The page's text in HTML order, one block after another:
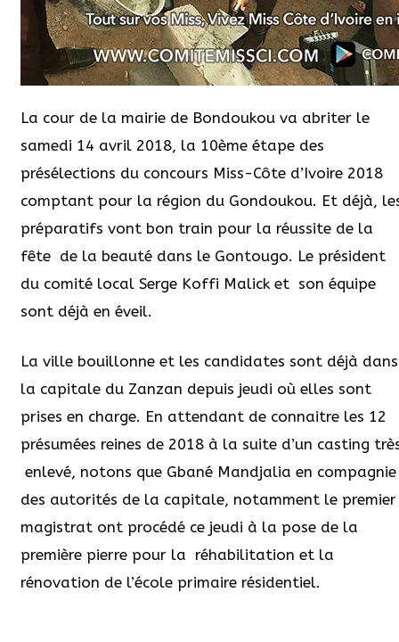
La cour de la mairie de Bondoukou va abriter le
samedi 14 avril 2018, la 10ème étape des
présélections du concours Miss-Côte d’Ivoire 2018
comptant pour la région du Gondoukou. Et déjà,
préparatifs vont bon train pour la réussite de la
fête de la beauté dans le Gontougo. Le président
du comité local Serge Koffi Malick et son équipe
sont déjà en éveil.
La ville bouillonne et les candidates sont déjà dans
la capitale du Zanzan depuis jeudi où elles sont
prises en charge. En attendant de connaitre les 12
présumées reines de 2018 à la suite d’un casting
enlevé, notons que Gbané Mandjalia en compagnie
des autorités de la capitale, notamment le premier
magistrat ont procédé ce jeudi à la pose de la
première pierre pour la réhabilitation et la
rénovation de l’école primaire résidentiel.